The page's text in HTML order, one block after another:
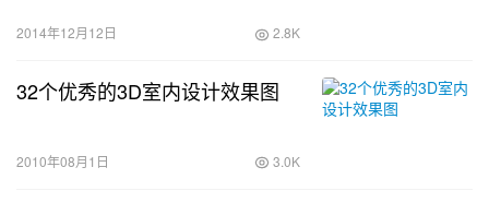
2014年12月12日 2.8K
32个优秀的3D室内设计效果图
2010年08月1日 3.0K